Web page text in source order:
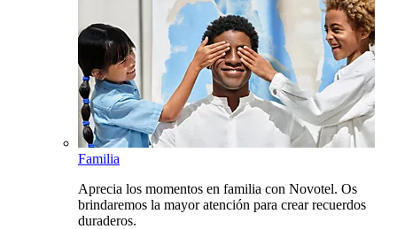
Familia
Aprecia los momentos en familia con Novotel. Os
brindaremos la mayor atención para crear recuerdos
duraderos.